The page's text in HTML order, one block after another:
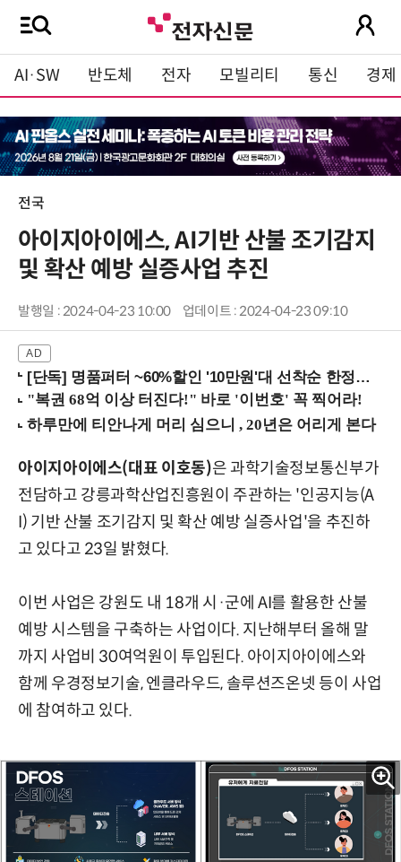
AI·SW 반도체 전자 모빌리티 통신 경제
전국
아이지아이에스, AI기반 산불 조기감지
및 확산 예방 실증사업 추진
발행일 : 2024-04-23 10:00 업데이트 : 2024-04-23 09:10
[단독] 명품퍼터 ~60%할인 '10만원'대 선착순 한정판매!
아이지아이에스(대표 이호동)은 과학기술정보통신부가
전담하고 강릉과학산업진흥원이 주관하는 '인공지능(A
I) 기반 산불 조기감지 및 확산 예방 실증사업'을 추진하
고 있다고 23일 밝혔다.
이번 사업은 강원도 내 18개 시·군에 AI를 활용한 산불
예방 시스템을 구축하는 사업이다. 지난해부터 올해 말
까지 사업비 30여억원이 투입된다. 아이지아이에스와
함께 우경정보기술, 엔클라우드, 솔루션즈온넷 등이 사업
에 참여하고 있다.